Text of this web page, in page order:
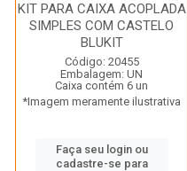
KIT PARA CAIXA ACOPLADA
SIMPLES COM CASTELO
BLUKIT
Código: 20455
Embalagem: UN
Caixa contém 6 un
*Imagem meramente ilustrativa
Faça seu login ou
cadastre-se para